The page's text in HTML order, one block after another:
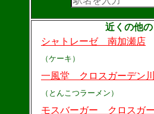
近くの他
シャトレーゼ 南加瀬店
（ケーキ）
一風堂 クロスガーデン
（とんこつラーメン）
モスバーガー クロスガ